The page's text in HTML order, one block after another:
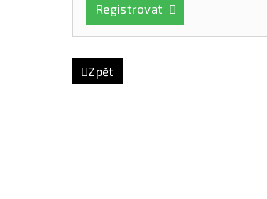
Registrovat
Zpět